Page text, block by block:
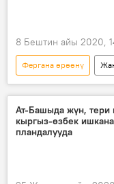
8 Бештин айы 2020,
Фергана өрөөнү
Кыргызстан
Саясат
чек ара
облус
Ат-Башыда жүн, тери
кыргыз-өзбек
пландалууда